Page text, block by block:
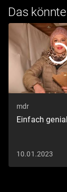
Das
mdr
Einfach genial
10.01.2023